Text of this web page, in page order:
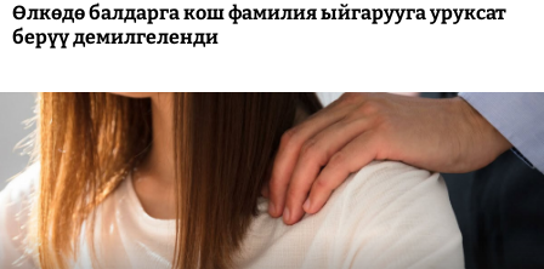
Өлкөдө балдарга кош фамилия ыйгарууга уруксат
берүү демилгеленди